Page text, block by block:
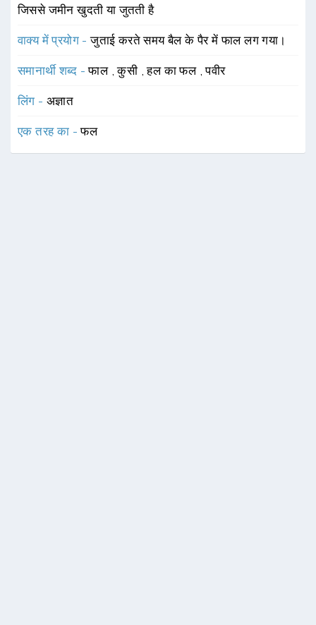
जिससे जमीन खुदती या जुतती है
वाक्य में प्रयोग -जुताई करते समय बैल के पैर में फाल लग गया।
समानार्थी शब्द -फाल ,कुसी ,हल का फल ,पवीर
लिंग - अज्ञात
एक तरह का -फल